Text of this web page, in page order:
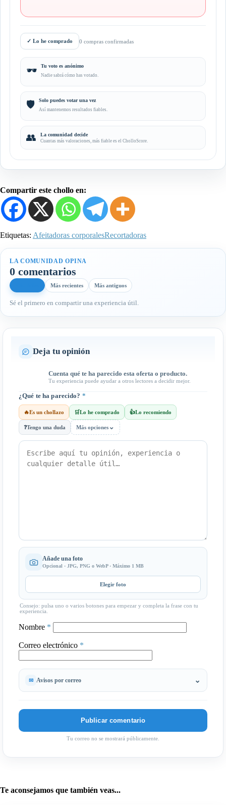
✓ Lo he comprado 0 compras confirmadas
🕶️ Tu voto es anónimo
Nadie sabrá cómo has votado.
🛡️ Solo puedes votar una vez
Así mantenemos resultados fiables.
👥 La comunidad decide
Cuantas más valoraciones, más fiable es el CholloScore.
Compartir este chollo en:
Etiquetas: Afeitadoras corporalesRecortadoras
LA COMUNIDAD OPINA
0 comentarios
Más recientes Más antiguos
Sé el primero en compartir una experiencia útil.
Deja tu opinión
Cuenta qué te ha parecido esta oferta o producto.
Tu experiencia puede ayudar a otros lectores a decidir mejor.
¿Qué te ha parecido? *
🔥Es un chollazo 🛒Lo he comprado 👍Lo recomiendo
❓Tengo una duda Más opciones ⌄
Añade una foto
Opcional · JPG, PNG o WebP · Máximo 1 MB
Elegir foto
Consejo: pulsa uno o varios botones para empezar y completa la frase con tu
experiencia.
Nombre *
Correo electrónico *
Avisos por correo
Tu correo no se mostrará públicamente.
Te aconsejamos que también veas...